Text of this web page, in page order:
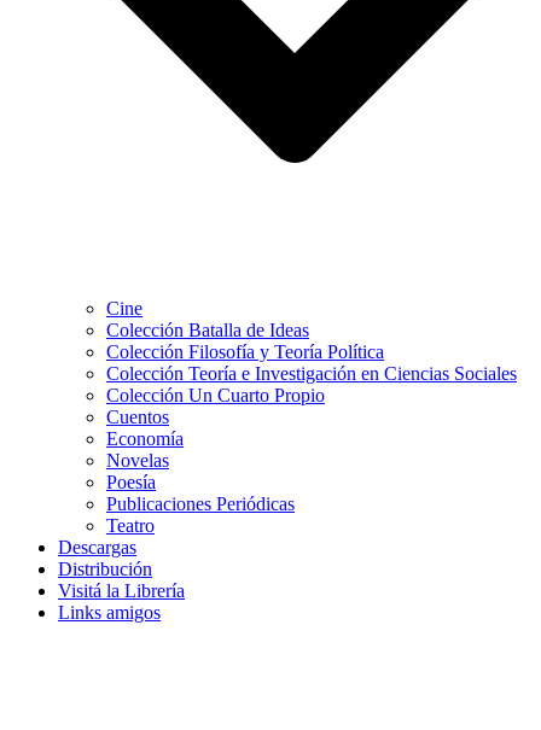
Cine
Colección Batalla de Ideas
Colección Filosofía y Teoría Política
Colección Teoría e Investigación en Ciencias Sociales
Colección Un Cuarto Propio
Cuentos
Economía
Novelas
Poesía
Publicaciones Periódicas
Teatro
Descargas
Distribución
Visitá la Librería
Links amigos